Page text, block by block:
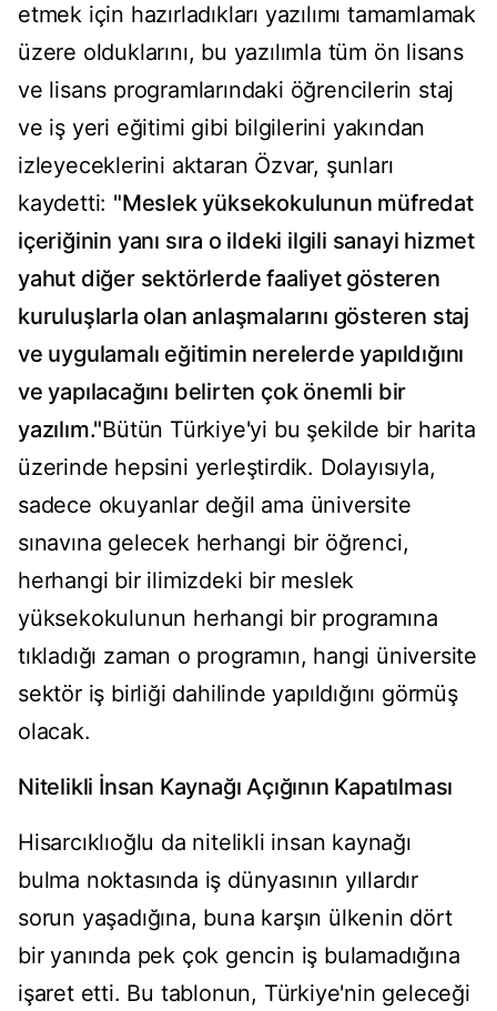
etmek için hazırladıkları yazılımı tamamlamak
üzere olduklarını, bu yazılımla tüm ön lisans
ve lisans programlarındaki öğrencilerin staj
ve iş yeri eğitimi gibi bilgilerini yakından
izleyeceklerini aktaran Özvar, şunları
kaydetti: "Meslek yüksekokulunun müfredat
içeriğinin yanı sıra o ildeki ilgili sanayi hizmet
yahut diğer sektörlerde faaliyet gösteren
kuruluşlarla olan anlaşmalarını gösteren staj
ve uygulamalı eğitimin nerelerde yapıldığını
ve yapılacağını belirten çok önemli bir
yazılım."Bütün Türkiye'yi bu şekilde bir harita
üzerinde hepsini yerleştirdik. Dolayısıyla,
sadece okuyanlar değil ama üniversite
sınavına gelecek herhangi bir öğrenci,
herhangi bir ilimizdeki bir meslek
yüksekokulunun herhangi bir programına
tıkladığı zaman o programın, hangi üniversite
sektör iş birliği dahilinde yapıldığını görmüş
olacak.
Nitelikli İnsan Kaynağı Açığının Kapatılması
Hisarcıklıoğlu da nitelikli insan kaynağı
bulma noktasında iş dünyasının yıllardır
sorun yaşadığına, buna karşın ülkenin dört
bir yanında pek çok gencin iş bulamadığına
işaret etti. Bu tablonun, Türkiye'nin geleceği